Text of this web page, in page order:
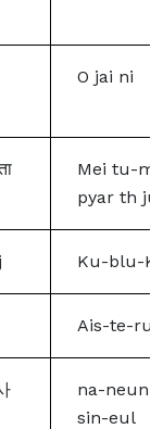
O jai ni
Mei tu-
pyar th
Ku-blu-
Ais-te-ru
na-neun
sin-eul